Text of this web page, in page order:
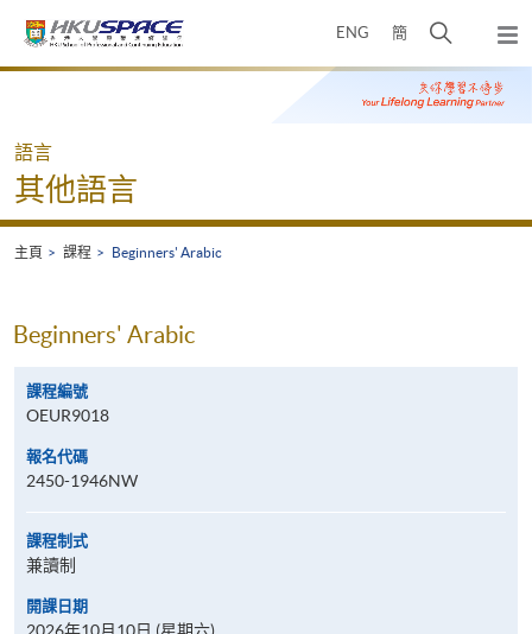
ENG 簡
開
搜
尋
彈
出
主
Main
語言
其他語言
主頁 課程 Beginners' Arabic
Beginners' Arabic
課程編號
OEUR9018
報名代碼
2450-1946NW
課程制式
兼讀制
開課日期
2026年10月10日 (星期六)